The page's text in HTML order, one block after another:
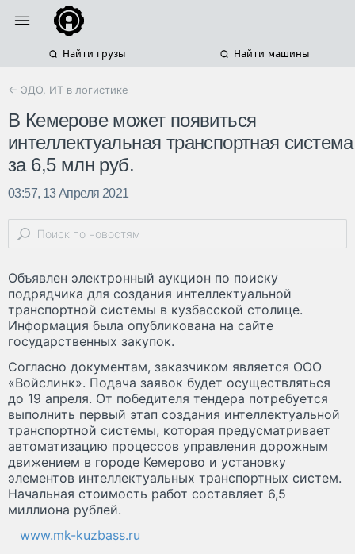
Найти грузы Найти машины
← ЭДО, ИТ в логистике
В Кемерове может появиться
интеллектуальная транспортная система
за 6,5 млн руб.
03:57, 13 Апреля 2021
Объявлен электронный аукцион по поиску
подрядчика для создания интеллектуальной
транспортной системы в кузбасской столице.
Информация была опубликована на сайте
государственных закупок.
Согласно документам, заказчиком является ООО
«Войслинк». Подача заявок будет осуществляться
до 19 апреля. От победителя тендера потребуется
выполнить первый этап создания интеллектуальной
транспортной системы, которая предусматривает
автоматизацию процессов управления дорожным
движением в городе Кемерово и установку
элементов интеллектуальных транспортных систем.
Начальная стоимость работ составляет 6,5
миллиона рублей.
www.mk-kuzbass.ru